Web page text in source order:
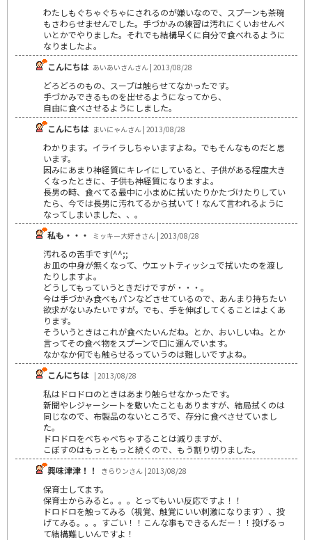
わたしもぐちゃぐちゃにされるのが嫌いなので、スプーンも茶碗
もさわらせませんでした。手づかみの練習は汚れにくいおせんべ
いとかでやりました。それでも結構早くに自分で食べれるように
なりましたよ。
こんにちは あいあいさんさん | 2013/08/28
どろどろのもの、スープは触らせてなかったです。
手づかみできるものを出せるようになってから、
自由に食べさせるようにしました。
こんにちは まいにゃんさん | 2013/08/28
わかります。イライラしちゃいますよね。でもそんなものだと思
います。
因みにあまり神経質にキレイにしていると、子供がある程度大き
くなったときに、子供も神経質になりますよ。
長男の時、食べてる最中に小まめに拭いたりかたづけたりしてい
たら、今では長男に汚れてるから拭いて！なんて言われるように
なってしまいました、、。
私も・・・
ミッキー大好きさん | 2013/08/28
汚れるの苦手です(^^;;
お皿の中身が無くなって、ウエットティッシュで拭いたのを渡し
たりしますよ。
どうしてもっていうときだけですが・・・。
今は手づかみ食べもパンなどさせているので、あんまり持ちたい
欲求がないみたいですが。でも、手を伸ばしてくることはよくあ
ります。
そういうときはこれが食べたいんだね。とか、おいしいね。とか
言ってその食べ物をスプーンで口に運んでいます。
なかなか何でも触らせるっていうのは難しいですよね。
こんにちは | 2013/08/28
私はドロドロのときはあまり触らせなかったです。
新聞やレジャーシートを敷いたこともありますが、結局拭くのは
同じなので、布製品のないところで、存分に食べさせていまし
た。
ドロドロをべちゃべちゃすることは減りますが、
こぼすのはもっともっと続くので、もう割り切りました。
興味津津！！
きらりンさん | 2013/08/28
保育士してます。
保育士からみると。。。とってもいい反応ですよ！！
ドロドロを触ってみる（視覚、触覚にいい刺激になります）、投
げてみる。。。すごい！！こんな事もできるんだー！！投げるっ
て結構難しいんですよ！